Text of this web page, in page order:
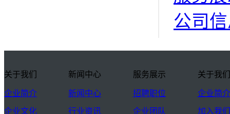
公司
关于我们
企业简介
企业文化
新闻中心
新闻中心
行业资讯
服务展示
招聘职位
企业团队
关于我们
企业简介
加入我们